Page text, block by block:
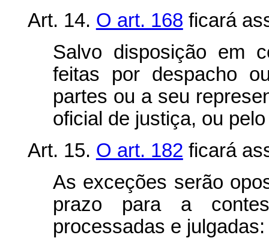
Art. 14. O art. 168 ficará
Salvo disposição em
feitas por despacho
partes ou a seu
oficial de justiça, ou
Art. 15. O art. 182 ficará
As exceções serão
prazo para a
processadas e julgadas: